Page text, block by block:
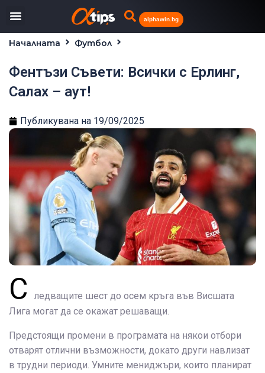
alphawin.bg
Началната
Футбол
Фентъзи Съвети: Всички с Ерлинг,
Салах – аут!
Публикувана на 19/09/2025
С
ледващите шест до осем кръга във Висшата
Лига могат да се окажат решаващи.
Предстоящи промени в програмата на някои отбори
отварят отлични възможности, докато други навлизат
в трудни периоди. Умните мениджъри, които планират